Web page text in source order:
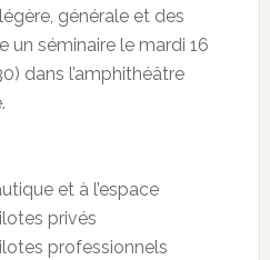
générale et des
un séminaire le mardi 16
dans l’amphithéâtre
et à l’espace
privés
professionnels